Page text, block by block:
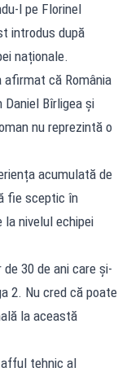
l pe Florinel
introdus după
naționale.
afirmat că România
Bîrligea și
nu reprezintă o
acumulată de
fie sceptic în
la nivelul echipei
30 de ani care și-
2. Nu cred că poate
la această
tehnic al